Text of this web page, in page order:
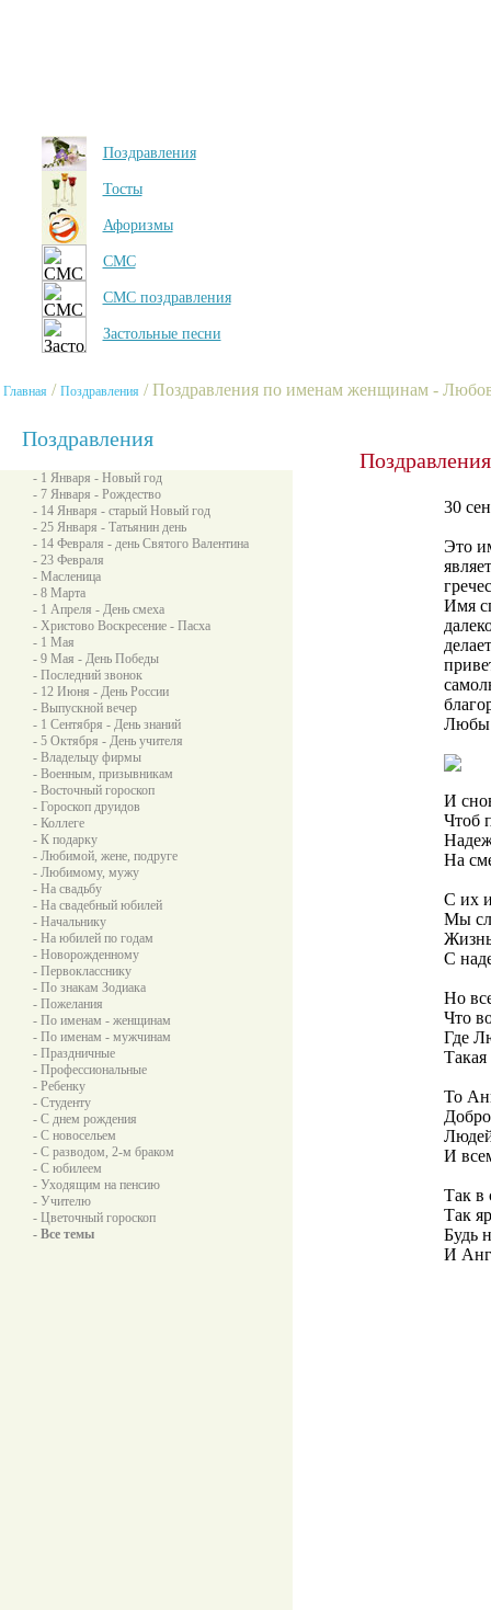
Поздравления
Тосты
Афоризмы
СМС
СМС поздравления
Застольные песни
Главная / Поздравления / Поздравления по именам женщинам -
Поздравления
- 1 Января - Новый год
- 7 Января - Рождество
- 14 Января - старый Новый год
- 25 Января - Татьянин день
- 14 Февраля - день Святого Валентина
- 23 Февраля
- Масленица
- 8 Марта
- 1 Апреля - День смеха
- Христово Воскресение - Пасха
- 1 Мая
- 9 Мая - День Победы
- Последний звонок
- 12 Июня - День России
- Выпускной вечер
- 1 Сентября - День знаний
- 5 Октября - День учителя
- Владельцу фирмы
- Военным, призывникам
- Восточный гороскоп
- Гороскоп друидов
- Коллеге
- К подарку
- Любимой, жене, подруге
- Любимому, мужу
- На свадьбу
- На свадебный юбилей
- Начальнику
- На юбилей по годам
- Новорожденному
- Первокласснику
- По знакам Зодиака
- Пожелания
- По именам - женщинам
- По именам - мужчинам
- Праздничные
- Профессиональные
- Ребенку
- Студенту
- С днем рождения
- С новосельем
- С разводом, 2-м браком
- С юбилеем
- Уходящим на пенсию
- Учителю
- Цветочный гороскоп
- Все темы
30
Это
Имя
Любы
И
Чтоб
На
С их
Мы
С
Но
Что
Где
То
И
Так в
Так
Будь
И